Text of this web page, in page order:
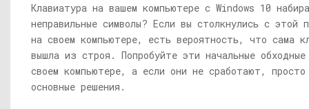
Клавиатура на вашем компьютере с Windows 10
неправильные символы? Если вы столкнулись с этой
на своем компьютере, есть вероятность, что сама
вышла из строя. Попробуйте эти начальные
своем компьютере, а если они не сработают, просто
основные решения.